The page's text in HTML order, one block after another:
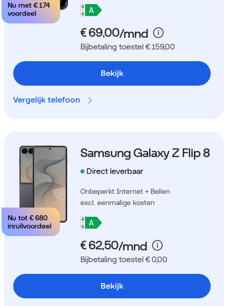
Nu met € 174
voordeel
Bijbetaling toestel € 159,00
Bekijk
Vergelijk telefoon
Nu tot € 680
inruilvoordeel
Samsung Galaxy Z Flip 8
Direct leverbaar
Onbeperkt Internet + Bellen
excl. eenmalige kosten
Bijbetaling toestel € 0,00
Bekijk